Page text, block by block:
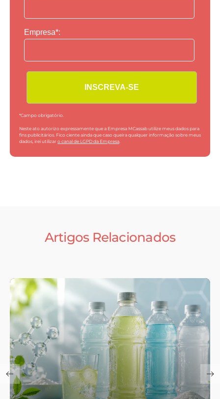
Empresa*:
*Campo obrigatório.
Neste ato autorizo expressamente que a Empresa MCassab utilize meus dados para
fins publicitários. Fico ciente ainda que caso queira qualquer informação sobre meus
dados, irei utilizaro canal de LGPD da Empresa
Artigos Relacionados